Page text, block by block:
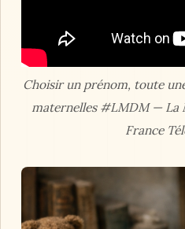
Choisir un prénom, toute
maternelles #LMDM — La
France